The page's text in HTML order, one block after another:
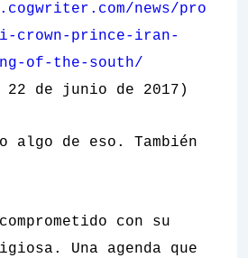
news/pro
crown-prince-iran-
of-the-south/
22 de junio de 2017)
algo de eso. También
con su
Una agenda que